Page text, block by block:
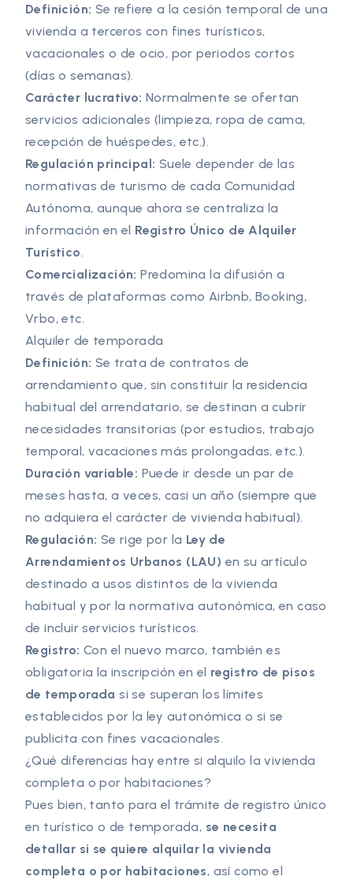
Definición: Se refiere a la cesión temporal de una
vivienda a terceros con fines turísticos,
vacacionales o de ocio, por periodos cortos
(días o semanas).
Carácter lucrativo: Normalmente se ofertan
servicios adicionales (limpieza, ropa de cama,
recepción de huéspedes, etc.).
Regulación principal: Suele depender de las
normativas de turismo de cada Comunidad
Autónoma, aunque ahora se centraliza la
información en el Registro Único de Alquiler
Turístico.
Comercialización: Predomina la difusión a
través de plataformas como Airbnb, Booking,
Vrbo, etc.
Alquiler de temporada
Definición: Se trata de contratos de
arrendamiento que, sin constituir la residencia
habitual del arrendatario, se destinan a cubrir
necesidades transitorias (por estudios, trabajo
temporal, vacaciones más prolongadas, etc.).
Duración variable: Puede ir desde un par de
meses hasta, a veces, casi un año (siempre que
no adquiera el carácter de vivienda habitual).
Regulación: Se rige por la Ley de
Arrendamientos Urbanos (LAU) en su artículo
destinado a usos distintos de la vivienda
habitual y por la normativa autonómica, en caso
de incluir servicios turísticos.
Registro: Con el nuevo marco, también es
obligatoria la inscripción en el registro de pisos
de temporada si se superan los límites
establecidos por la ley autonómica o si se
publicita con fines vacacionales.
¿Qué diferencias hay entre si alquilo la vivienda
completa o por habitaciones?
Pues bien, tanto para el trámite de registro único
en turístico o de temporada, se necesita
detallar si se quiere alquilar la vivienda
completa o por habitaciones, así como el